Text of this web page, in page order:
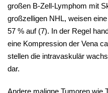
großen B-Zell-Lymphom mit
großzelligen NHL, weisen
57 % auf (7). In der Regel
eine Kompression der Vena
stellen die intravaskulär
dar.
Andere maligne Tumoren wie